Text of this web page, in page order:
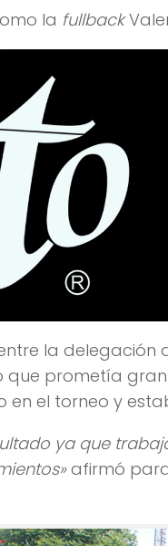
la fullback
la
que prometía
el torneo y
ya que
afirmó